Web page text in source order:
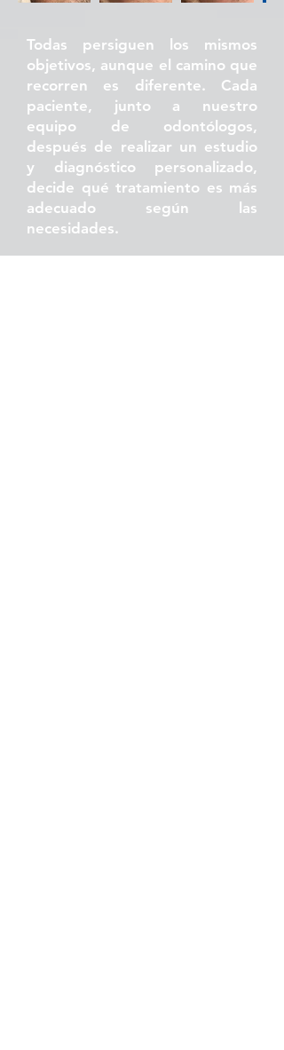
Todas persiguen los mismos
objetivos, aunque el camino que
recorren es diferente. Cada
paciente, junto a nuestro
equipo de odontólogos,
después de realizar un estudio
y diagnóstico personalizado,
decide qué tratamiento es más
adecuado según las
necesidades.